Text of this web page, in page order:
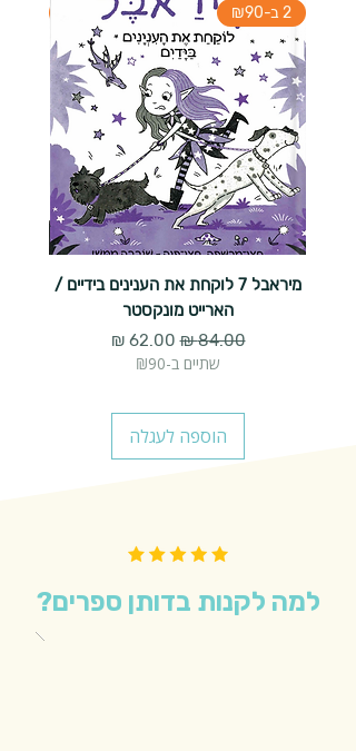
2 ב-₪90
מיראבל 7 לוקחת את הענינים בידיים /
הארייט מונקסטר
מחיר רגיל‏84.00 ‏₪ מחיר מבצע
שתיים ב-₪90
הוספה לעגלה
למה לקנות בדותן ספרים?